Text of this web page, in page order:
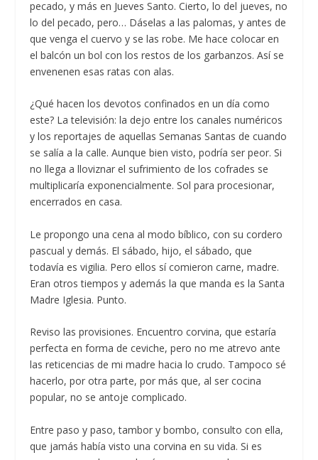
pecado, y más en Jueves Santo. Cierto, lo del jueves, no
lo del pecado, pero… Dáselas a las palomas, y antes de
que venga el cuervo y se las robe. Me hace colocar en
el balcón un bol con los restos de los garbanzos. Así se
envenenen esas ratas con alas.
¿Qué hacen los devotos confinados en un día como
este? La televisión: la dejo entre los canales numéricos
y los reportajes de aquellas Semanas Santas de cuando
se salía a la calle. Aunque bien visto, podría ser peor. Si
no llega a lloviznar el sufrimiento de los cofrades se
multiplicaría exponencialmente. Sol para procesionar,
encerrados en casa.
Le propongo una cena al modo bíblico, con su cordero
pascual y demás. El sábado, hijo, el sábado, que
todavía es vigilia. Pero ellos sí comieron carne, madre.
Eran otros tiempos y además la que manda es la Santa
Madre Iglesia. Punto.
Reviso las provisiones. Encuentro corvina, que estaría
perfecta en forma de ceviche, pero no me atrevo ante
las reticencias de mi madre hacia lo crudo. Tampoco sé
hacerlo, por otra parte, por más que, al ser cocina
popular, no se antoje complicado.
Entre paso y paso, tambor y bombo, consulto con ella,
que jamás había visto una corvina en su vida. Si es